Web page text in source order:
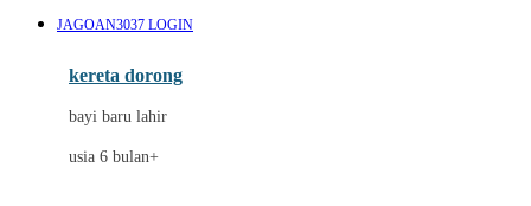
Dr. Brown's
E
ELC
Ergobaby
JAGOAN3037 LOGIN
kereta dorong
bayi baru lahir
usia 6 bulan+